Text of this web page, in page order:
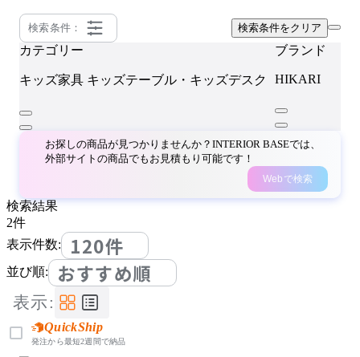
検索条件： 検索条件をクリア
カテゴリー
キッズ家具 キッズテーブル・キッズデスク
ブランド
HIKARI
お探しの商品が見つかりませんか？INTERIOR BASEでは、
外部サイトの商品でもお見積もり可能です！
Webで検索
検索結果
2件
表示件数:
120件
並び順: おすすめ順
表示:
QuickShip
発注から最短2週間で納品